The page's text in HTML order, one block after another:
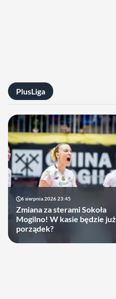
PlusLiga
6 sierpnia 2026 23:45
Zmiana za sterami Sokoła
Mogilno! W kasie będzie już
porządek?